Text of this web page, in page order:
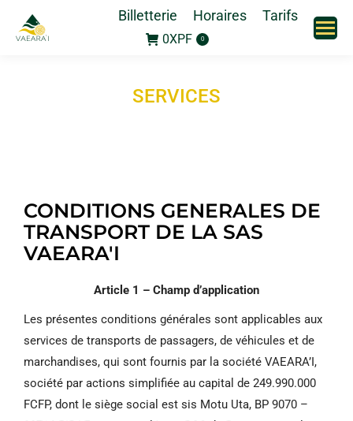
Billetterie Horaires Tarifs
0XPF 0
SERVICES
CONDITIONS GENERALES DE
TRANSPORT DE LA SAS
VAEARA'I
Article 1 – Champ d’application
Les présentes conditions générales sont applicables aux
services de transports de passagers, de véhicules et de
marchandises, qui sont fournis par la société VAEARA’I,
société par actions simplifiée au capital de 249.990.000
FCFP, dont le siège social est sis Motu Uta, BP 9070 –